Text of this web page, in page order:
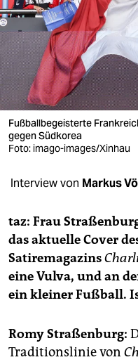
nord
wahrheit
verlag
verlag
veranstaltungen
unterstützen
abo
genossenschaft
Fußballbegeisterte
gegen Südkorea
Foto: imago-images/Xinhau
Interview von Markus
taz: Frau
das aktuelle Cover
Satiremagazins
eine Vulva, und an
ein kleiner Fußball.
Romy Straßenburg:
Traditionslinie von